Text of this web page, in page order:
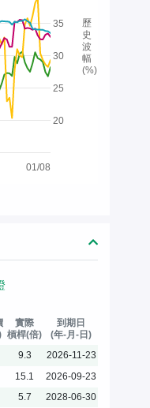
01/08
20
25
30
35
歷
史
波
幅
(%)
實際
槓桿(倍)
到期日
(年-月-日)
9.3
2026-11-23
15.1
2026-09-23
5.7
2028-06-30